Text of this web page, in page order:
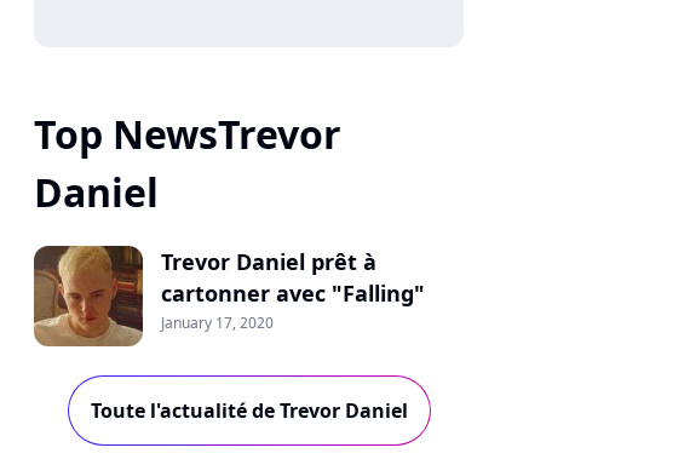
Top NewsTrevor
Daniel
Trevor Daniel prêt à
cartonner avec "Falling"
January 17, 2020
Toute l'actualité de Trevor Daniel